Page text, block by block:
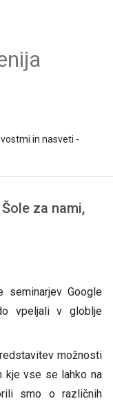
in nasveti -
za nami,
seminarjev Google
vpeljali v globlje
možnosti
kje vse se lahko na
smo o različnih